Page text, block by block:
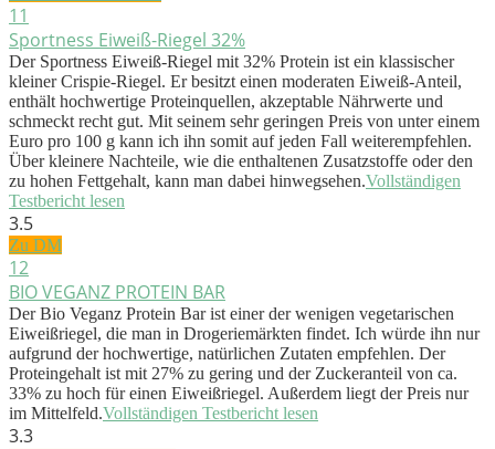
11
Sportness Eiweiß-Riegel 32%
Der Sportness Eiweiß-Riegel mit 32% Protein ist ein klassischer
kleiner Crispie-Riegel. Er besitzt einen moderaten Eiweiß-Anteil,
enthält hochwertige Proteinquellen, akzeptable Nährwerte und
schmeckt recht gut. Mit seinem sehr geringen Preis von unter einem
Euro pro 100 g kann ich ihn somit auf jeden Fall weiterempfehlen.
Über kleinere Nachteile, wie die enthaltenen Zusatzstoffe oder den
zu hohen Fettgehalt, kann man dabei hinwegsehen.Vollständigen
Testbericht lesen
3.5
Zu DM
12
BIO VEGANZ PROTEIN BAR
Der Bio Veganz Protein Bar ist einer der wenigen vegetarischen
Eiweißriegel, die man in Drogeriemärkten findet. Ich würde ihn nur
aufgrund der hochwertige, natürlichen Zutaten empfehlen. Der
Proteingehalt ist mit 27% zu gering und der Zuckeranteil von ca.
33% zu hoch für einen Eiweißriegel. Außerdem liegt der Preis nur
im Mittelfeld.Vollständigen Testbericht lesen
3.3